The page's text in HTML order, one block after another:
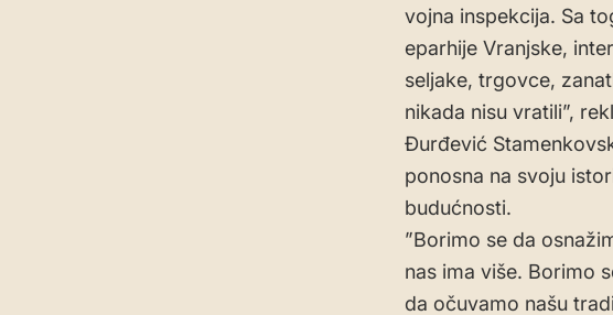
vojna inspekcija. Sa
eparhije Vranjske,
seljake, trgovce,
nikada nisu vratili”,
Đurđević
ponosna na svoju
budućnosti.
”Borimo se da
nas ima više. Borimo
da očuvamo našu